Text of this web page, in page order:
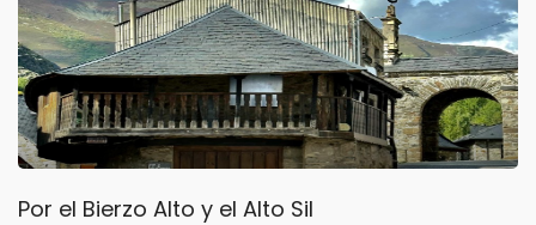
Por el Bierzo Alto y el Alto Sil